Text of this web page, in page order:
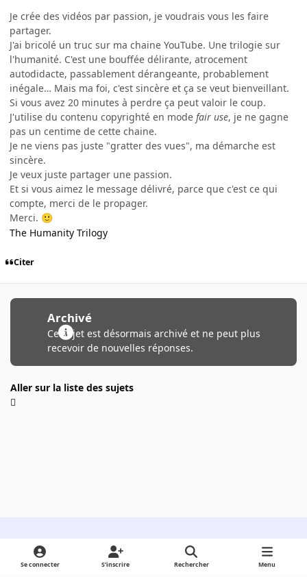
Je crée des vidéos par passion, je voudrais vous les faire
partager.
J'ai bricolé un truc sur ma chaine YouTube. Une trilogie sur
l'humanité. C'est une bouffée délirante, atrocement
autodidacte, passablement dérangeante, probablement
inégale… Mais ma foi, c'est sincère et ça se veut bienveillant.
Si vous avez 20 minutes à perdre ça peut valoir le coup.
J'utilise du contenu copyrighté en mode fair use, je ne gagne
pas un centime de cette chaine.
Je ne viens pas juste "gratter des vues", ma démarche est
sincère.
Je veux juste partager une passion.
Et si vous aimez le message délivré, parce que c'est ce qui
compte, merci de le propager.
Merci. 🙂
The Humanity Trilogy
Citer
Archivé
Ce sujet est désormais archivé et ne peut plus
recevoir de nouvelles réponses.
Aller sur la liste des sujets
Light ModeDark ModeSystem Preference
Se connecter S’inscrire Rechercher Menu